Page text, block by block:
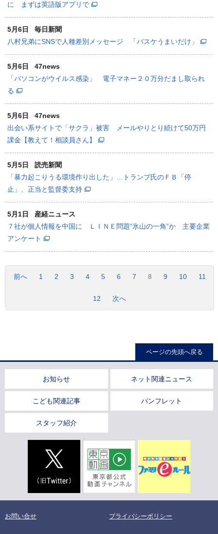
に まずは英語版アプリで
5月6日
毎日新聞
八村兄弟にSNSで人種差別メッセージ 「バスケうまいだけ」
5月6日
47news
「パソコンがウイルス感染」 電子マネー２０万分だまし取られ
る
5月6日
47news
出会い系サイトで「サクラ」被害 メールやりとり続けて50万円
課金【教えて！相談員さん】
5月5日
読売新聞
「暴力起こりうる環境作り出した」…トランプ氏のＦＢ「停
止」、正当と監督委支持
5月1日
産経ニュース
７社が個人情報を中国に ＬＩＮＥ問題“氷山の一角”か 主要企業
アンケート
前へ 1 2 3 4 5 6 7 8 9 10 11
12 次へ
ページの先頭へ戻る
お知らせ ネット関連ニュース
こども関連記事 パンフレット
スタッフ紹介
お問い合せ プライバシーポリシー